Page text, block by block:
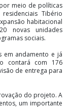
meio de políticas
Tibério
habitacional
novas unidades
sociais.
em andamento e já
contará com 176
de entrega para
do projeto. A
um importante